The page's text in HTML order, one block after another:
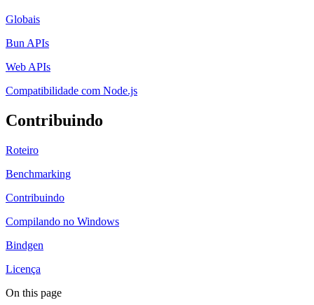
Globais
Bun APIs
Web APIs
Compatibilidade com Node.js
Contribuindo
Roteiro
Benchmarking
Contribuindo
Compilando no Windows
Bindgen
Licença
On this page